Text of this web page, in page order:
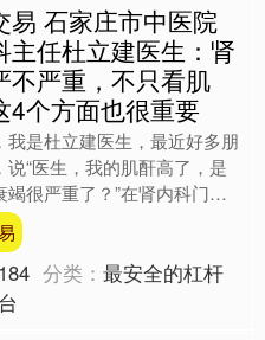
易 石家庄市中医院
主任杜立建医生：肾
不严重，不只看肌
4个方面也很重要
我是杜立建医生，最近好多朋
说“医生，我的肌酐高了，是
竭很严重了？”在肾内科门
医生最常被问到的问题之一。
为肾脏功能最广为....
184 分类：最安全的杠杆